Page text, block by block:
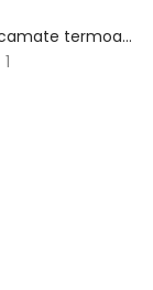
Letterine ricamate termoadesive
1